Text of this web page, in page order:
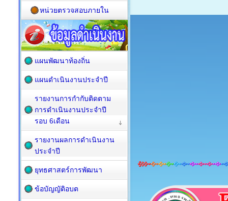
หน่วยตรวจสอบภายใน
แผนพัฒนาท้องถิ่น
แผนดำเนินงานประจำปี
รายงานการกำกับติดตาม
การดำเนินงานประจำปี
รอบ 6เดือน
รายงานผลการดำเนินงาน
ประจำปี
ยุทธศาสตร์การพัฒนา
ข้อบัญญัติอบต